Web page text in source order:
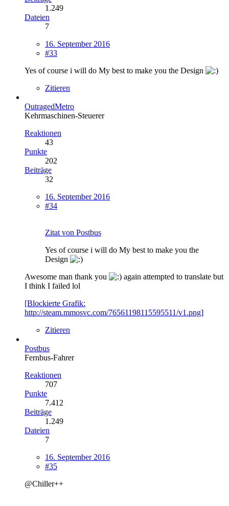
1.249
Dateien
7
16. September 2016
#33
Yes of course i will do My best to make you the Design
Zitieren
OutragedMetro
Kehrmaschinen-Steuerer
Reaktionen
43
Punkte
202
Beiträge
32
16. September 2016
#34
Zitat von Postbus
Yes of course i will do My best to make you the
Design
Awesome man thank you
again attempted to translate but
I think I failed lol
[Blockierte Grafik:
http://steam.mmosvc.com/76561198115595511/v1.png]
Zitieren
Postbus
Fernbus-Fahrer
Reaktionen
707
Punkte
7.412
Beiträge
1.249
Dateien
7
16. September 2016
#35
@Chiller++